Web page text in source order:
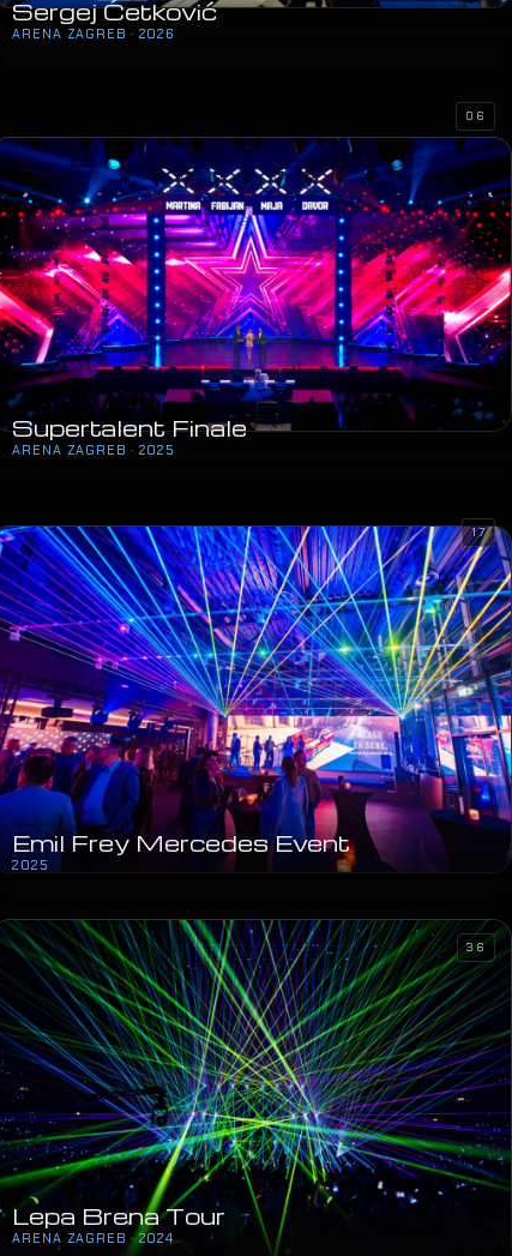
Sergej Ćetković
ARENA ZAGREB · 2026
Supertalent Finale
ARENA ZAGREB · 2025
06
Emil Frey Mercedes Event
2025
17
Lepa Brena Tour
ARENA ZAGREB · 2024
36